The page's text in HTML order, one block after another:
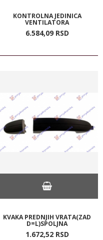
KONTROLNA JEDINICA
VENTILATORA
6.584,09 RSD
KVAKA PREDNJIH VRATA(ZAD
D=L)SPOLJNA
1.672,52 RSD